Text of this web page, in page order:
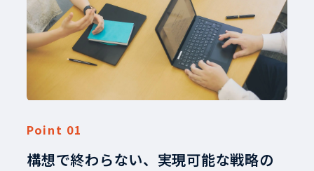
構想で終わらない、実現可能な戦略の